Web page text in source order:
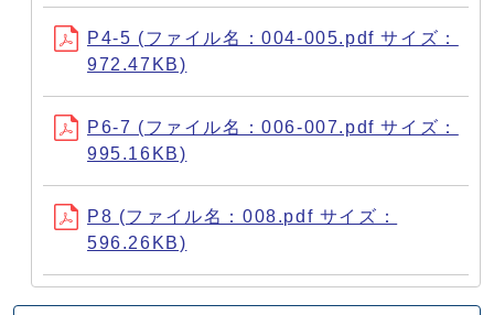
P4-5 (ファイル名：004-005.pdf サイズ：
972.47KB)
P6-7 (ファイル名：006-007.pdf サイズ：
995.16KB)
P8 (ファイル名：008.pdf サイズ：
596.26KB)